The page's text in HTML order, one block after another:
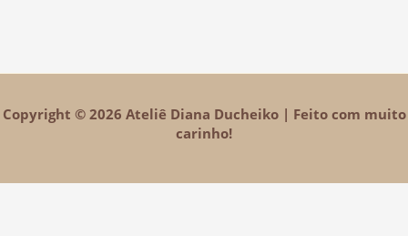
Copyright © 2026 Ateliê Diana Ducheiko | Feito com muito
carinho!